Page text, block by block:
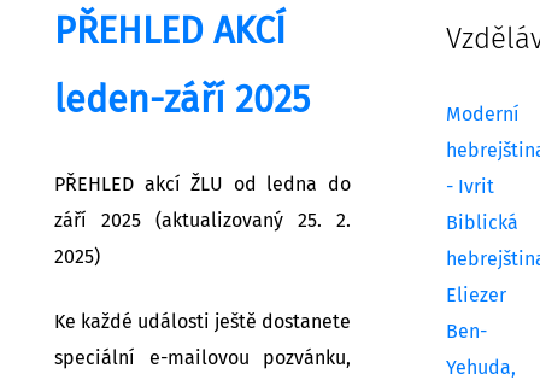
PŘEHLED AKCÍ
leden-září 2025
PŘEHLED akcí ŽLU od ledna do
září 2025 (aktualizovaný 25. 2.
2025)
Ke každé události ještě dostanete
speciální e-mailovou pozvánku,
Moderní
- Ivrit
Biblická
Eliezer
Ben-
Yehuda,